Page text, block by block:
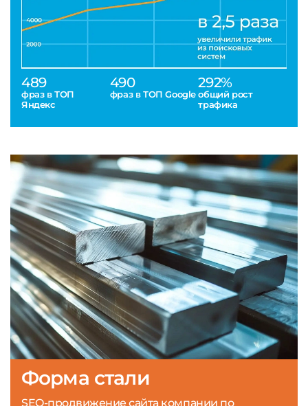
489
фраз в ТОП
Яндекс
490
фраз в ТОП Google
292%
общий рост
трафика
Форма стали
SEO-продвижение сайта компании по